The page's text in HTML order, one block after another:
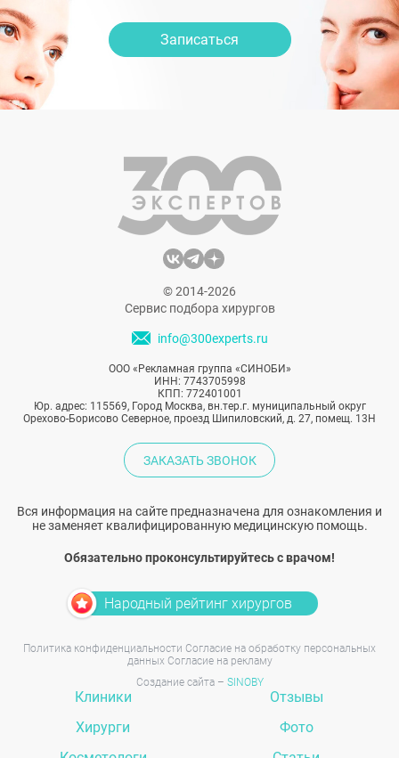
Записаться
© 2014-2026
Сервис подбора хирургов
info@300experts.ru
ООО «Рекламная группа «СИНОБИ»
ИНН: 7743705998
КПП: 772401001
Юр. адрес: 115569, Город Москва, вн.тер.г. муниципальный округ
Орехово-Борисово Северное, проезд Шипиловский, д. 27, помещ. 13Н
ЗАКАЗАТЬ ЗВОНОК
Вся информация на сайте предназначена для ознакомления и
не заменяет квалифицированную медицинскую помощь.
Обязательно проконсультируйтесь с врачом!
Народный рейтинг хирургов
Политика конфиденциальности Согласие на обработку персональных
данных Согласие на рекламу
Создание сайта – SINOBY
Клиники
Хирурги
Отзывы
Фото